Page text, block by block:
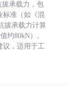
拔承载力，包
标准（如《混
拔承载力计算
约80kN）。
议，适用于工